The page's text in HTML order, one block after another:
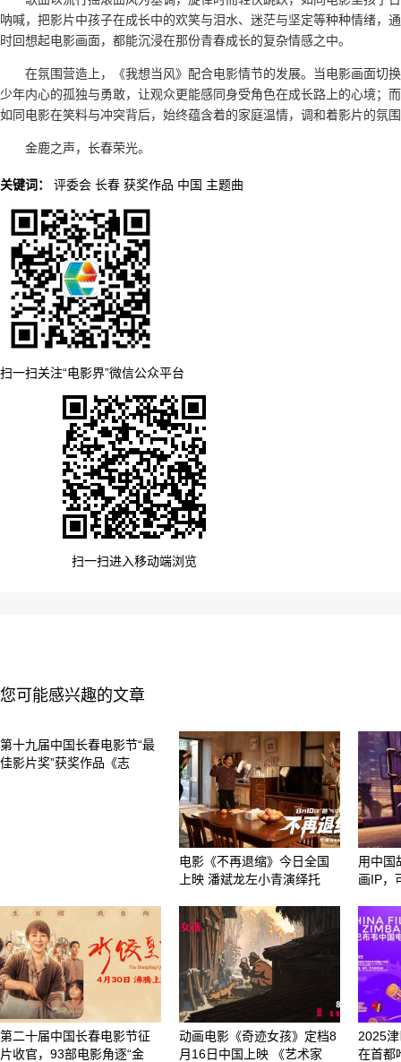
呐喊，把影片中孩子在成长中的欢笑与泪水、迷茫与坚定等种种情绪，
时回想起电影画面，都能沉浸在那份青春成长的复杂情感之中。
在氛围营造上，《我想当风》配合电影情节的发展。当电影画面切
少年内心的孤独与勇敢，让观众更能感同身受角色在成长路上的心境；
如同电影在笑料与冲突背后，始终蕴含着的家庭温情，调和着影片的氛
金鹿之声，长春荣光。
关键词： 评委会 长春 获奖作品 中国 主题曲
扫一扫关注“电影界”微信公众平台
扫一扫进入移动端浏览
您可能感兴趣的文章
第十九届中国长春电影节“最
佳影片奖”获奖作品《志
电影《不再退缩》今日全国
上映 潘斌龙左小青演绎托
用中国
画IP，
第二十届中国长春电影节征
片收官，93部电影角逐“金
动画电影《奇迹女孩》定档8
月16日中国上映 《艺术家
2025津
在首都